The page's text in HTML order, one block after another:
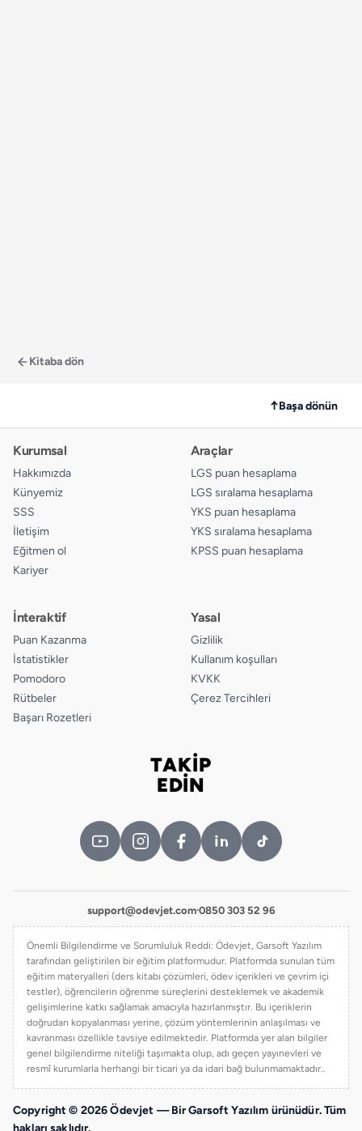
Kitaba dön
↑Başa dönün
Kurumsal
Hakkımızda
Künyemiz
SSS
İletişim
Eğitmen ol
Kariyer
Araçlar
LGS puan hesaplama
LGS sıralama hesaplama
YKS puan hesaplama
YKS sıralama hesaplama
KPSS puan hesaplama
İnteraktif
Puan Kazanma
İstatistikler
Pomodoro
Rütbeler
Başarı Rozetleri
Yasal
Gizlilik
Kullanım koşulları
KVKK
Çerez Tercihleri
TAKİP
EDİN
support@odevjet.com·0850 303 52 96
Önemli Bilgilendirme ve Sorumluluk Reddi: Ödevjet, Garsoft Yazılım
tarafından geliştirilen bir eğitim platformudur. Platformda sunulan tüm
eğitim materyalleri (ders kitabı çözümleri, ödev içerikleri ve çevrim içi
testler), öğrencilerin öğrenme süreçlerini desteklemek ve akademik
gelişimlerine katkı sağlamak amacıyla hazırlanmıştır. Bu içeriklerin
doğrudan kopyalanması yerine, çözüm yöntemlerinin anlaşılması ve
kavranması özellikle tavsiye edilmektedir. Platformda yer alan bilgiler
genel bilgilendirme niteliği taşımakta olup, adı geçen yayınevleri ve
resmî kurumlarla herhangi bir ticari ya da idari bağ bulunmamaktadır..
Copyright © 2026 Ödevjet — Bir Garsoft Yazılım ürünüdür. Tüm
hakları saklıdır.